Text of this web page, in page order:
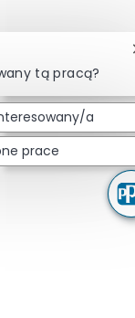
tą pracą?
a
prace